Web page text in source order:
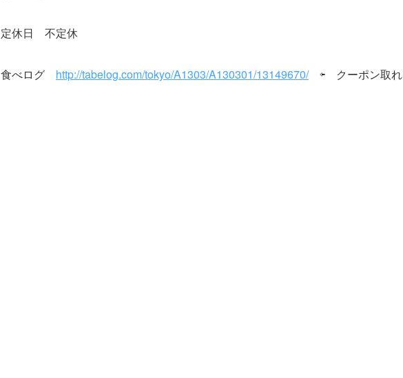
定休日 不定休
食べログ http://tabelog.com/tokyo/A1303/A130301/13149670/⇦ クーポン取れ